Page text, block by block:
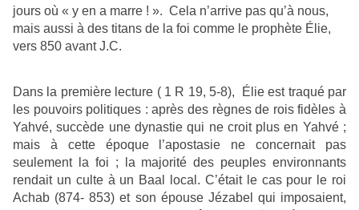
jours où « y en a marre ! ». Cela n’arrive pas qu’à nous,
mais aussi à des titans de la foi comme le prophète Élie,
vers 850 avant J.C.
Dans la première lecture ( 1 R 19, 5-8), Élie est traqué par
les pouvoirs politiques : après des règnes de rois fidèles à
Yahvé, succède une dynastie qui ne croit plus en Yahvé ;
mais à cette époque l’apostasie ne concernait pas
seulement la foi ; la majorité des peuples environnants
rendait un culte à un Baal local. C’était le cas pour le roi
Achab (874- 853) et son épouse Jézabel qui imposaient,